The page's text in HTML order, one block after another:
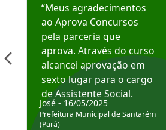
“Meus agradecimentos
ao Aprova Concursos
pela parceria que
aprova. Através do curso
alcancei aprovação em
sexto lugar para o cargo
de Assistente Social.
Hoje estou atuando na
Prefeitura de Santarém.
José - 16/05/2025
Prefeitura Municipal de Santarém
(Pará)